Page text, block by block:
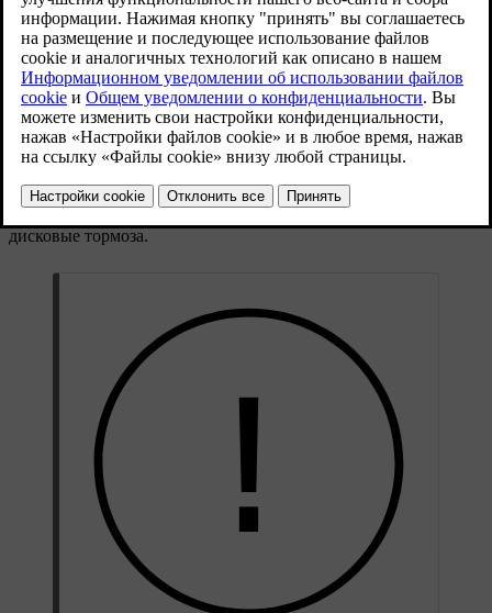
Когда активировано управление одной педалью, режим
торможения изменяется за счет использования педали газа.
Если нажать педаль газа, автомобиль разгоняется как обычно,
а если педаль отпустить, включается торможение. Чем больше
отпускается педаль, тем сильнее торможение. Если полностью
отпустить педаль газа, автомобиль в конечном итоге
полностью остановится.
торможение является приоритетным. Однако если того
дисковые тормоза.